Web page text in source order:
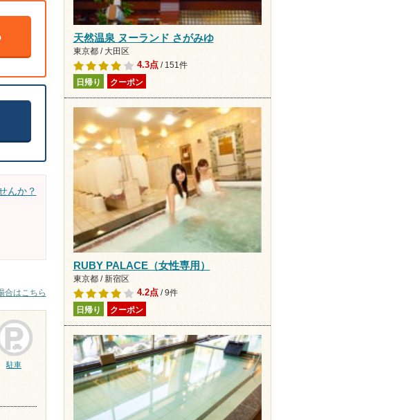
んか？
合はこちら
駐車
天然温泉 ヌーランド さがみゆ
東京都 / 大田区
4.3点/ 151件
日帰り クーポン
RUBY PALACE（女性専用）
東京都 / 新宿区
4.2点/ 9件
日帰り クーポン